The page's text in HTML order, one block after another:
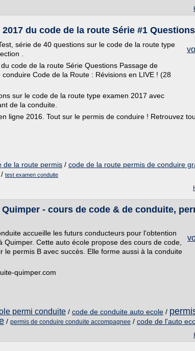
du code de la route Série #1
série de 40 questions sur le code de la route type
.
code de la route Série Questions Passage de
conduire Code de la Route : Révisions en LIVE ! (28
sur le code de la route type examen 2017 avec
de la conduite.
ligne 2016. Tout sur le permis de conduire ! Retrouvez
de la route permis / code de la route permis de conduire
test examen conduite
- cours de code & de conduite,
accueille les futurs conducteurs pour l'obtention
Quimper. Cette auto école propose des cours de code,
le permis B avec succès. Elle forme aussi à la conduite
quimper.com
permi conduite / code de conduite auto ecole /
/ permis de conduire conduite accompagnee / code de l'auto